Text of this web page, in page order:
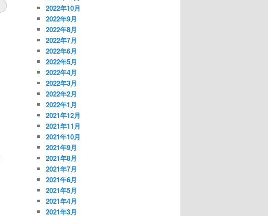
2022年10月
2022年9月
2022年8月
2022年7月
2022年6月
2022年5月
2022年4月
2022年3月
2022年2月
2022年1月
2021年12月
2021年11月
2021年10月
2021年9月
2021年8月
2021年7月
2021年6月
2021年5月
2021年4月
2021年3月